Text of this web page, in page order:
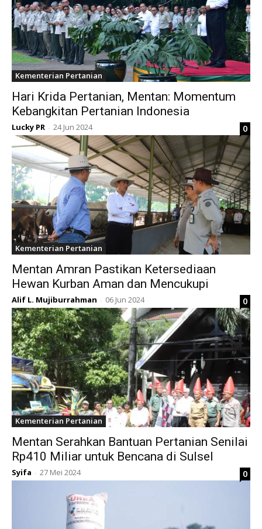
Kementerian Pertanian
Hari Krida Pertanian, Mentan: Momentum
Kebangkitan Pertanian Indonesia
Lucky PR - 24 Jun 2024 0
Kementerian Pertanian
Mentan Amran Pastikan Ketersediaan
Hewan Kurban Aman dan Mencukupi
Alif L. Mujiburrahman - 06 Jun 2024 0
Kementerian Pertanian
Mentan Serahkan Bantuan Pertanian Senilai
Rp410 Miliar untuk Bencana di Sulsel
Syifa - 27 Mei 2024 0